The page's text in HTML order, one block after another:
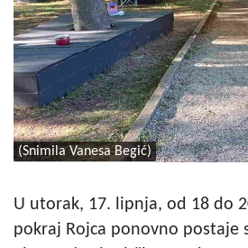
(Snimila Vanesa Begić)
U utorak, 17. lipnja, od 18 do
pokraj Rojca ponovno postaje